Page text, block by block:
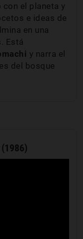
el planeta y
e ideas de
en una
Está
y narra el
del bosque